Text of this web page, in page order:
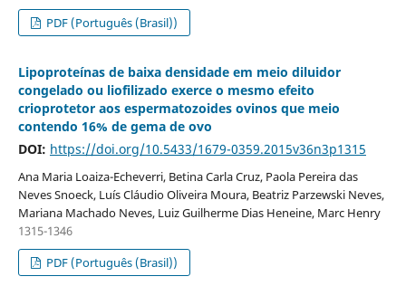
PDF (Português (Brasil))
Lipoproteínas de baixa densidade em meio diluidor
congelado ou liofilizado exerce o mesmo efeito
crioprotetor aos espermatozoides ovinos que meio
contendo 16% de gema de ovo
DOI: https://doi.org/10.5433/1679-0359.2015v36n3p1315
Ana Maria Loaiza-Echeverri, Betina Carla Cruz, Paola Pereira das
Neves Snoeck, Luís Cláudio Oliveira Moura, Beatriz Parzewski Neves,
Mariana Machado Neves, Luiz Guilherme Dias Heneine, Marc Henry
1315-1346
PDF (Português (Brasil))